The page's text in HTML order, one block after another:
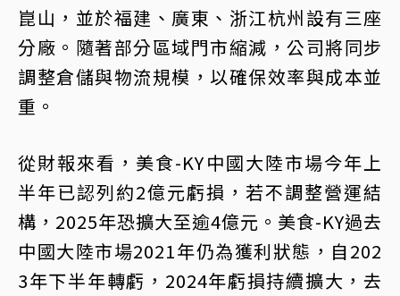
崑山，並於福建、廣東、浙江杭州設有三座
分廠。隨著部分區域門市縮減，公司將同步
調整倉儲與物流規模，以確保效率與成本並
重。
從財報來看，美食-KY中國大陸市場今年上
半年已認列約2億元虧損，若不調整營運結
構，2025年恐擴大至逾4億元。美食-KY過去
中國大陸市場2021年仍為獲利狀態，自202
3年下半年轉虧，2024年虧損持續擴大，去